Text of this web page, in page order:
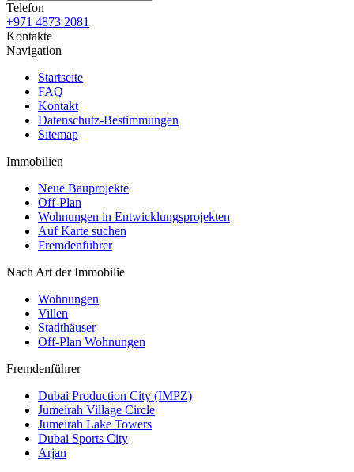
Telefon
+971 4873 2081
Kontakte
Navigation
Startseite
FAQ
Kontakt
Datenschutz-Bestimmungen
Sitemap
Immobilien
Neue Bauprojekte
Off-Plan
Wohnungen in Entwicklungsprojekten
Auf Karte suchen
Fremdenführer
Nach Art der Immobilie
Wohnungen
Villen
Stadthäuser
Off-Plan Wohnungen
Fremdenführer
Dubai Production City (IMPZ)
Jumeirah Village Circle
Jumeirah Lake Towers
Dubai Sports City
Arjan